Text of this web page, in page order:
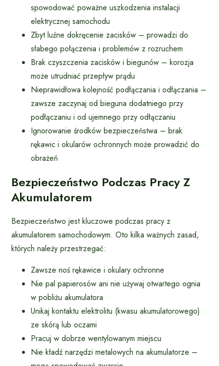
spowodować poważne uszkodzenia instalacji
elektrycznej samochodu
Zbyt luźne dokręcenie zacisków – prowadzi do
słabego połączenia i problemów z rozruchem
Brak czyszczenia zacisków i biegunów – korozja
może utrudniać przepływ prądu
Nieprawidłowa kolejność podłączania i odłączania –
zawsze zaczynaj od bieguna dodatniego przy
podłączaniu i od ujemnego przy odłączaniu
Ignorowanie środków bezpieczeństwa – brak
rękawic i okularów ochronnych może prowadzić do
obrażeń
Bezpieczeństwo Podczas Pracy Z
Akumulatorem
Bezpieczeństwo jest kluczowe podczas pracy z
akumulatorem samochodowym. Oto kilka ważnych zasad,
których należy przestrzegać:
Zawsze noś rękawice i okulary ochronne
Nie pal papierosów ani nie używaj otwartego ognia
w pobliżu akumulatora
Unikaj kontaktu elektrolitu (kwasu akumulatorowego)
ze skórą lub oczami
Pracuj w dobrze wentylowanym miejscu
Nie kładź narzędzi metalowych na akumulatorze –